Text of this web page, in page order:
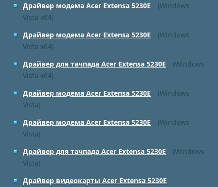
Драйвер модема Acer Extensa 5230E
(Windows
Vista x64)
Драйвер модема Acer Extensa 5230E
(Windows
Vista x64)
Драйвер для тачпада Acer Extensa 5230E
(Windows
Vista x64)
Драйвер модема Acer Extensa 5230E
(Windows
Vista)
Драйвер модема Acer Extensa 5230E
(Windows
Vista)
Драйвер для тачпада Acer Extensa 5230E
(Windows
Vista)
Драйвер видеокарты Acer Extensa 5230E